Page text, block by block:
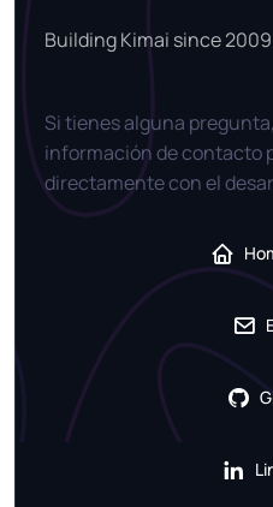
Building Kimai since 2009
Si tienes alguna
información de contacto
directamente con el